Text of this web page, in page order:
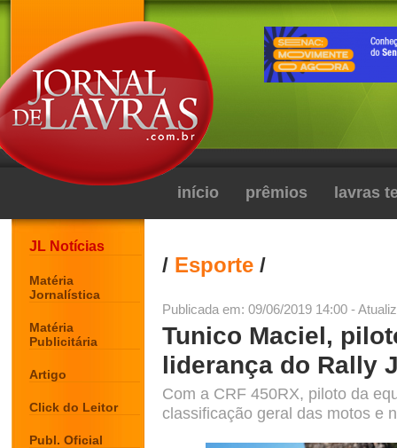
início prêmios lavras
JL Notícias
Matéria
Jornalística
Matéria
Publicitária
Artigo
Click do Leitor
Publ. Oficial
/ Esporte /
Publicada em: 09/06/2019 14:00 -
Tunico Maciel,
liderança do Rally
Com a CRF 450RX, piloto da
classificação geral das motos e